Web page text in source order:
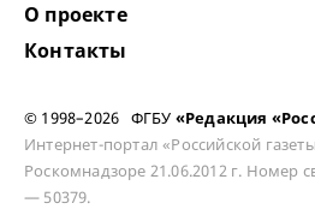
О проекте
Контакты
© 1998–2026 ФГБУ «Редакция
Интернет-портал «Российской
Роскомнадзоре 21.06.2012 г. Номер
— 50379.